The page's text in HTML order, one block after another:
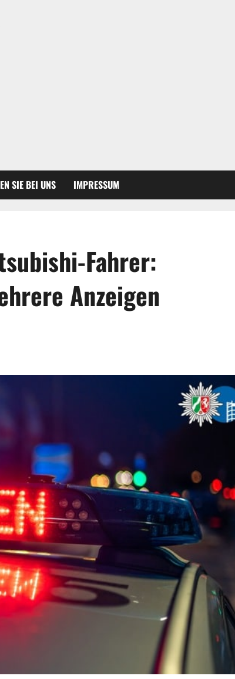
SIE BEI UNS IMPRESSUM
Fahrer:
Anzeigen